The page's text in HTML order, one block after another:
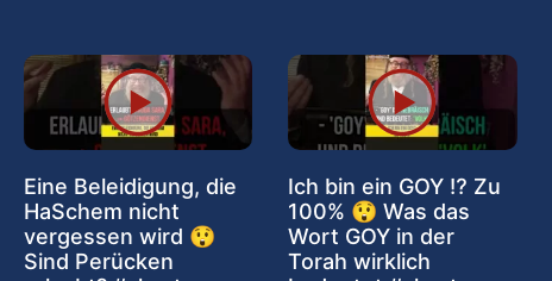
Eine Beleidigung, die
HaSchem nicht
vergessen wird 😲
Sind Perücken
Ich bin ein GOY ⁉️ Zu
100% 😲 Was das
Wort GOY in der
Torah wirklich